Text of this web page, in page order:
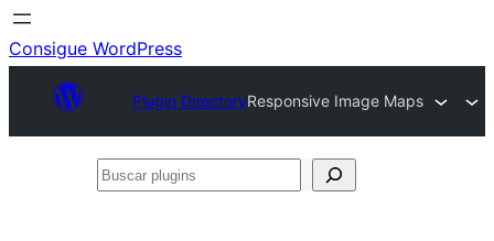
Consigue WordPress
Plugin DirectoryResponsive Image Maps
Buscar